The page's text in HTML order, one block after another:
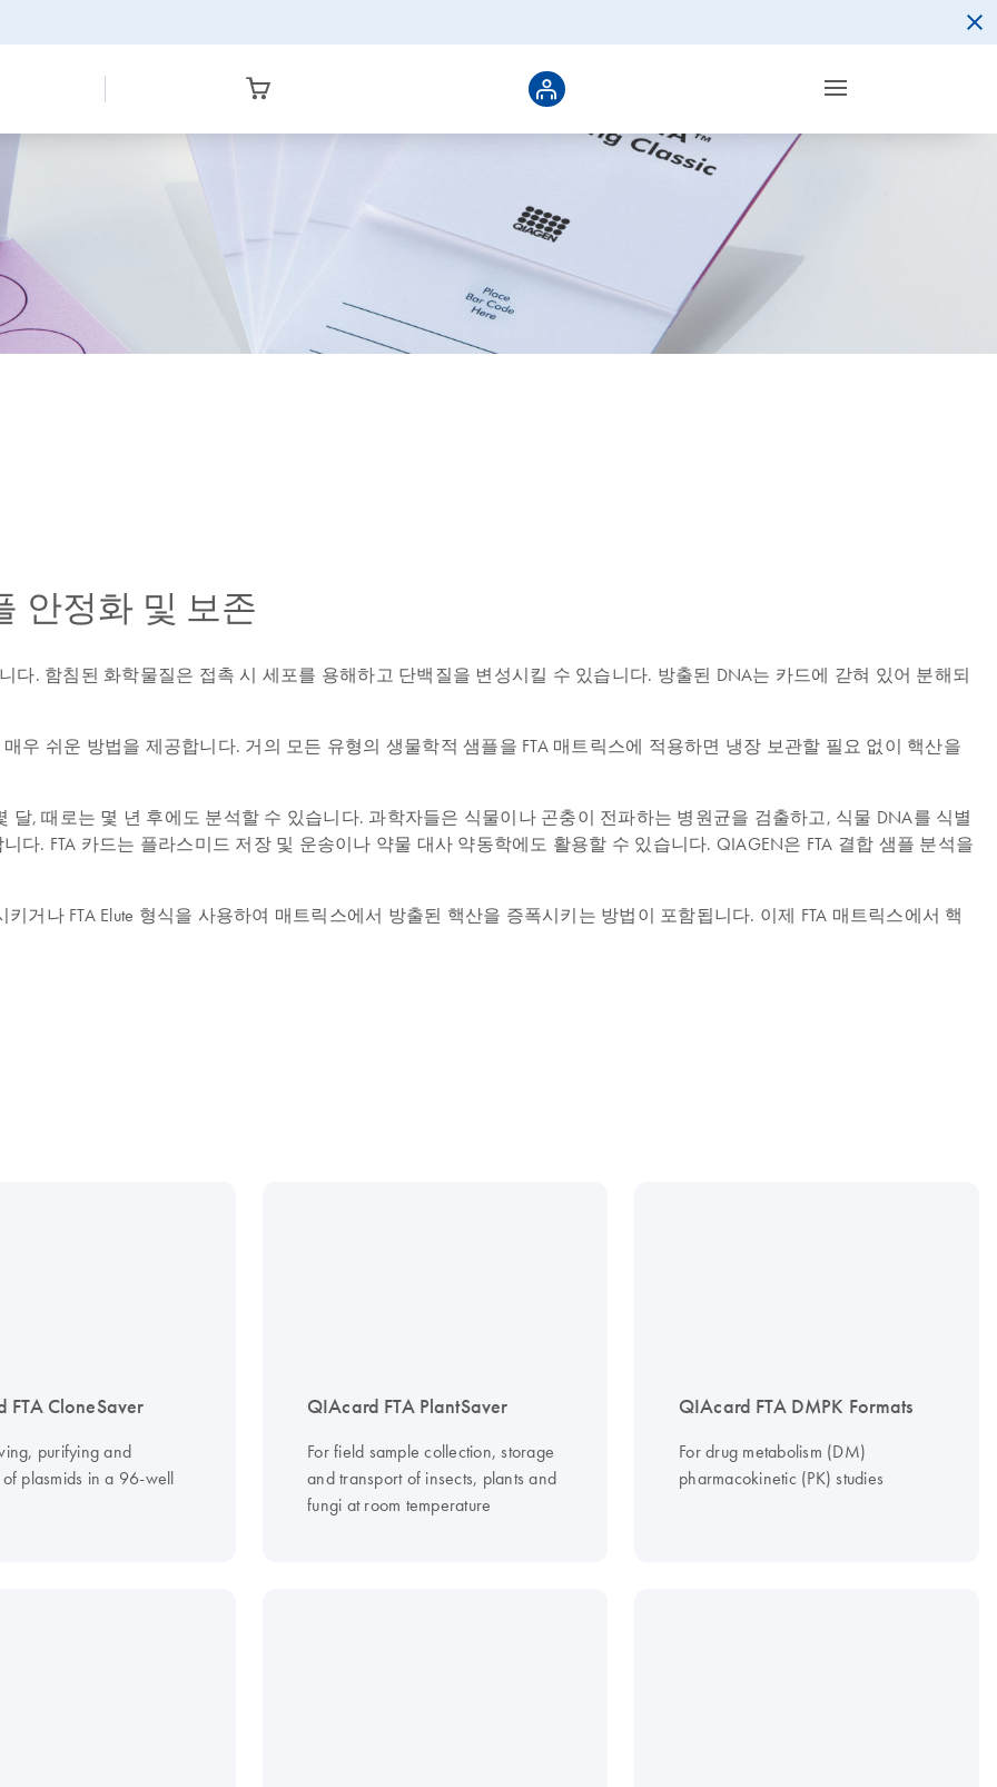
안정화 및 보존
다. 함침된 화학물질은 접촉 시 세포를 용해하고 단백질을 변성시킬 수 있습니다. 방출된 DNA는 카드에 갇혀 있어 분해되
우 쉬운 방법을 제공합니다. 거의 모든 유형의 생물학적 샘플을 FTA 매트릭스에 적용하면 냉장 보관할 필요 없이 핵산을
, 때로는 몇 년 후에도 분석할 수 있습니다. 과학자들은 식물이나 곤충이 전파하는 병원균을 검출하고, 식물 DNA를 식별
다. FTA 카드는 플라스미드 저장 및 운송이나 약물 대사 약동학에도 활용할 수 있습니다. QIAGEN은 FTA 결합 샘플 분석을
거나 FTA Elute 형식을 사용하여 매트릭스에서 방출된 핵산을 증폭시키는 방법이 포함됩니다. 이제 FTA 매트릭스에서 핵
FTA CloneSaver
purifying and
plasmids in a 96-well
QIAcard FTA PlantSaver
For field sample collection, storage
and transport of insects, plants and
fungi at room temperature
QIAcard FTA DMPK Formats
For drug metabolism (DM)
pharmacokinetic (PK) studies